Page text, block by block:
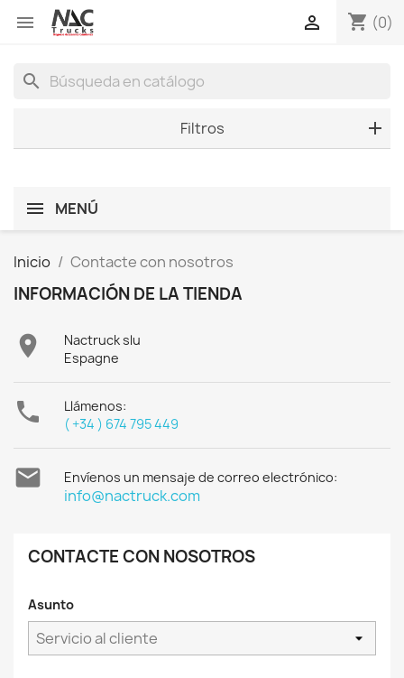
 shopping_cart (0)

search
Filtros
MENÚ
Inicio Contacte con nosotros
INFORMACIÓN DE LA TIENDA

Nactruck slu
Espagne

Llámenos:
( +34 ) 674 795 449
 Envíenos un mensaje de correo electrónico:
info@nactruck.com
CONTACTE CON NOSOTROS
Asunto